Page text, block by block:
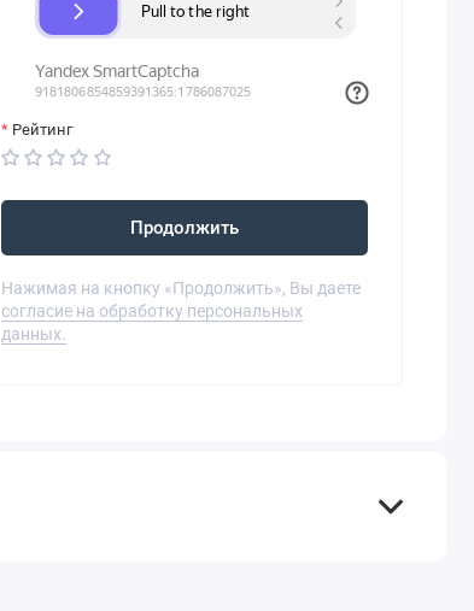
Рейтинг
Продолжить
Нажимая на кнопку «Продолжить», Вы даете
согласие на обработку персональных
данных.